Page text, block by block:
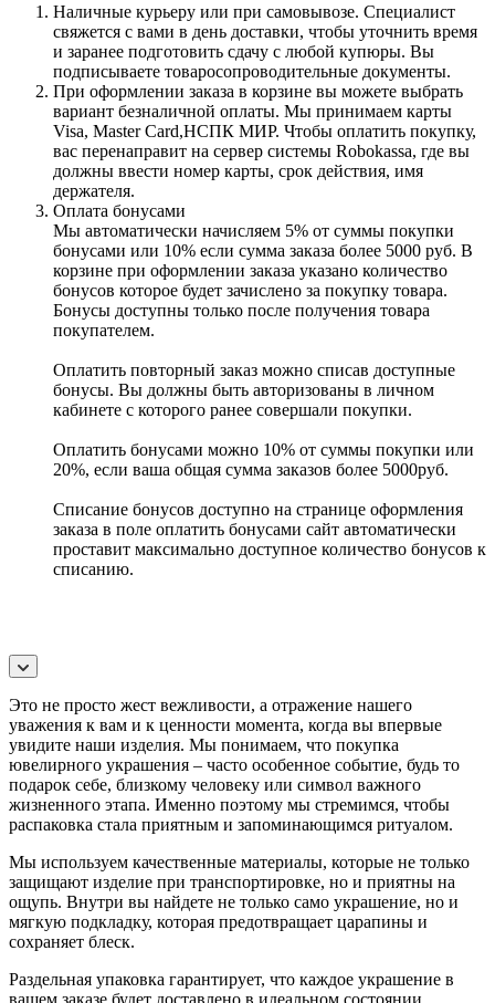
Наличные курьеру или при самовывозе. Специалист
свяжется с вами в день доставки, чтобы уточнить время
и заранее подготовить сдачу с любой купюры. Вы
подписываете товаросопроводительные документы.
При оформлении заказа в корзине вы можете выбрать
вариант безналичной оплаты. Мы принимаем карты
Visa, Master Card,НСПК МИР. Чтобы оплатить покупку,
вас перенаправит на сервер системы Robokassa, где вы
должны ввести номер карты, срок действия, имя
держателя.
Оплата бонусами
Мы автоматически начисляем 5% от суммы покупки
бонусами или 10% если сумма заказа более 5000 руб. В
корзине при оформлении заказа указано количество
бонусов которое будет зачислено за покупку товара.
Бонусы доступны только после получения товара
покупателем.
Оплатить повторный заказ можно списав доступные
бонусы. Вы должны быть авторизованы в личном
кабинете с которого ранее совершали покупки.
Оплатить бонусами можно 10% от суммы покупки или
20%, если ваша общая сумма заказов более 5000руб.
Списание бонусов доступно на странице оформления
заказа в поле оплатить бонусами сайт автоматически
проставит максимально доступное количество бонусов к
списанию.
Это не просто жест вежливости, а отражение нашего
уважения к вам и к ценности момента, когда вы впервые
увидите наши изделия. Мы понимаем, что покупка
ювелирного украшения – часто особенное событие, будь то
подарок себе, близкому человеку или символ важного
жизненного этапа. Именно поэтому мы стремимся, чтобы
распаковка стала приятным и запоминающимся ритуалом.
Мы используем качественные материалы, которые не только
защищают изделие при транспортировке, но и приятны на
ощупь. Внутри вы найдете не только само украшение, но и
мягкую подкладку, которая предотвращает царапины и
сохраняет блеск.
Раздельная упаковка гарантирует, что каждое украшение в
вашем заказе будет доставлено в идеальном состоянии,